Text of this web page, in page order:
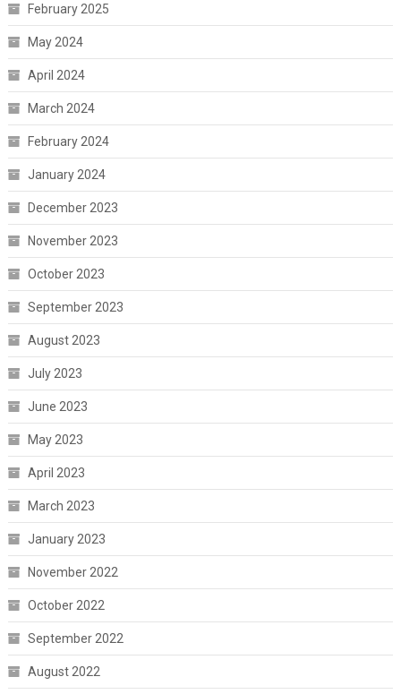
February 2025
May 2024
April 2024
March 2024
February 2024
January 2024
December 2023
November 2023
October 2023
September 2023
August 2023
July 2023
June 2023
May 2023
April 2023
March 2023
January 2023
November 2022
October 2022
September 2022
August 2022